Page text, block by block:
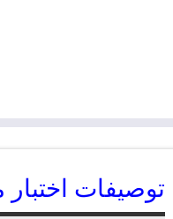
​توصيفات اختبار